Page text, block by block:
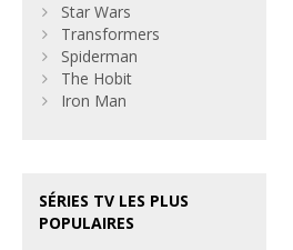
Star Wars
Transformers
Spiderman
The Hobit
Iron Man
SÉRIES TV LES PLUS
POPULAIRES